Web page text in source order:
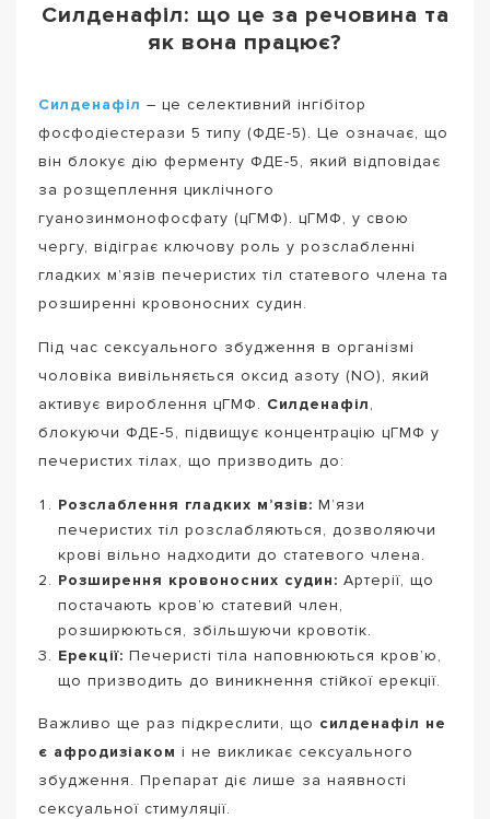
Силденафіл: що це за речовина та
як вона працює?
Силденафіл – це селективний інгібітор
фосфодіестерази 5 типу (ФДЕ-5). Це означає, що
він блокує дію ферменту ФДЕ-5, який відповідає
за розщеплення циклічного
гуанозинмонофосфату (цГМФ). цГМФ, у свою
чергу, відіграє ключову роль у розслабленні
гладких м’язів печеристих тіл статевого члена та
розширенні кровоносних судин.
Під час сексуального збудження в організмі
чоловіка вивільняється оксид азоту (NO), який
активує вироблення цГМФ. Силденафіл,
блокуючи ФДЕ-5, підвищує концентрацію цГМФ у
печеристих тілах, що призводить до:
Розслаблення гладких м’язів: М’язи
печеристих тіл розслабляються, дозволяючи
крові вільно надходити до статевого члена.
Розширення кровоносних судин: Артерії, що
постачають кров’ю статевий член,
розширюються, збільшуючи кровотік.
Ерекції: Печеристі тіла наповнюються кров’ю,
що призводить до виникнення стійкої ерекції.
Важливо ще раз підкреслити, що силденафіл не
є афродизіаком і не викликає сексуального
збудження. Препарат діє лише за наявності
сексуальної стимуляції.